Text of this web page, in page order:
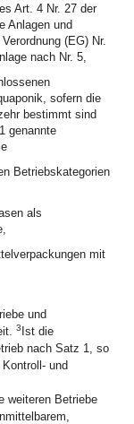
Art. 4 Nr. 27 der
Anlagen und
(EG) Nr.
nach Nr. 5,
sofern die
bestimmt sind
genannte
Betriebskategorien
als
mit
und
3 Ist die
nach Satz 1, so
und
weiteren Betriebe